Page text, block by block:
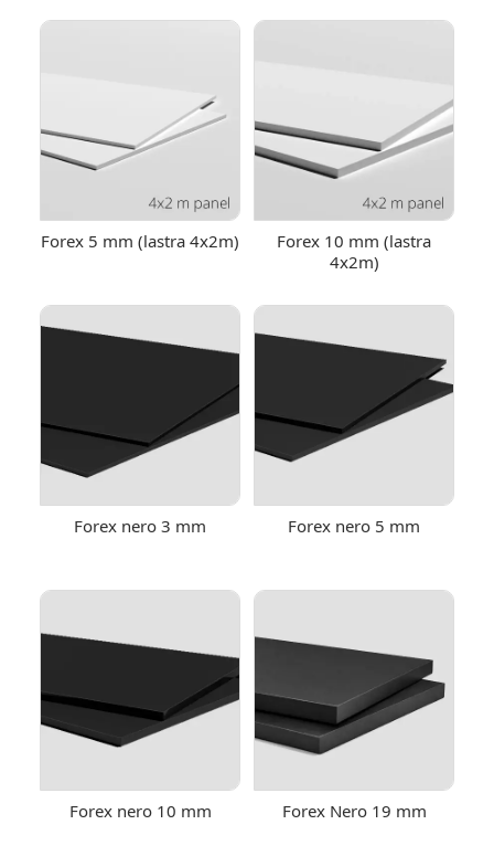
Forex 5 mm (lastra 4x2m)
Forex 10 mm (lastra
4x2m)
Forex nero 3 mm Forex nero 5 mm
Forex nero 10 mm Forex Nero 19 mm